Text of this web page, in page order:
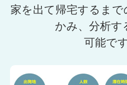
家を出て帰宅するま
かみ、分析す
可能です